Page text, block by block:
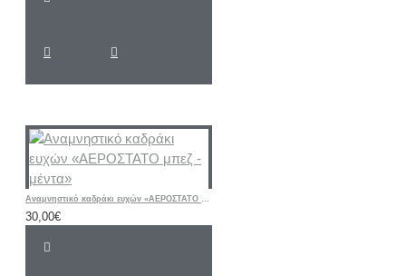
Αναμνηστικό καδράκι ευχών «ΑΕΡΟΣΤΑΤΟ μπεζ - μέντα»
30,00€